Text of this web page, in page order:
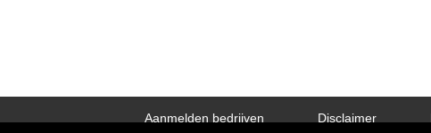
Disclaimer
Aanmelden bedrijven